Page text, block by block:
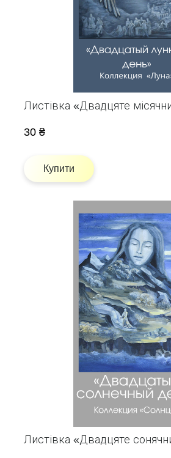
Листівка «Двадцяте
30 ₴
Купити
Листівка «Двадцяте